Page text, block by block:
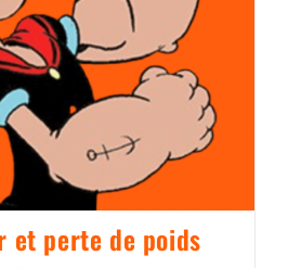
et perte de poids